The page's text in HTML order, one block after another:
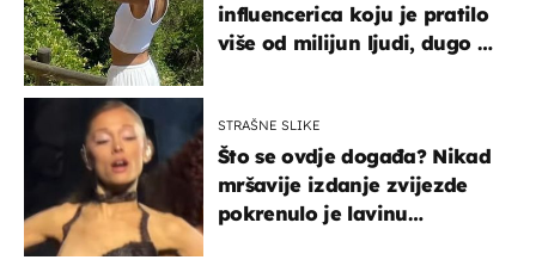
influencerica koju je pratilo
više od milijun ljudi, dugo se
STRAŠNE SLIKE
Što se ovdje događa? Nikad
mršavije izdanje zvijezde
pokrenulo je lavinu